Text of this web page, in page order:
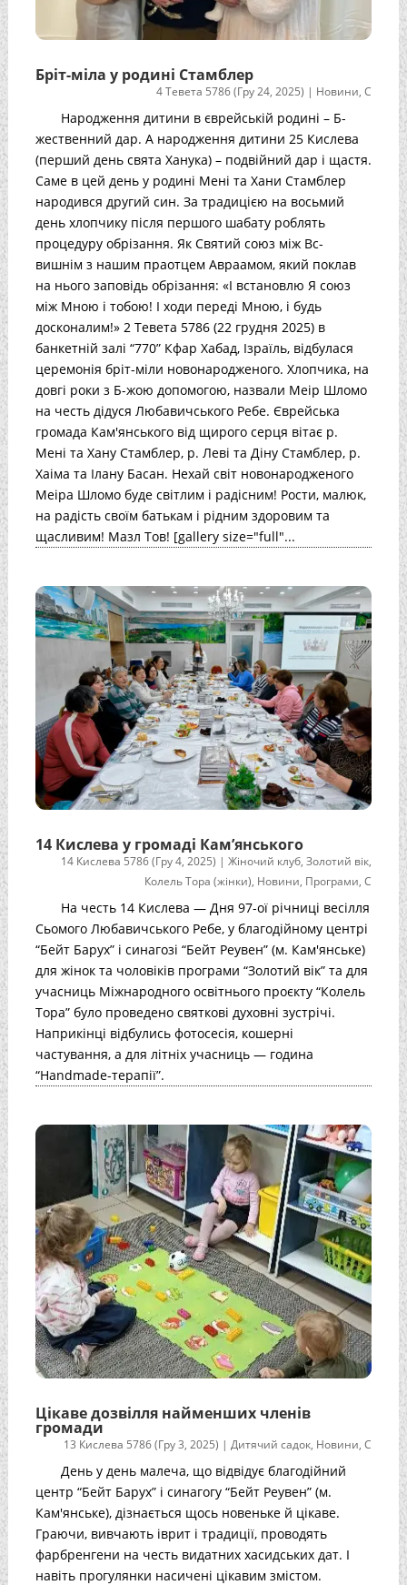
Бріт-міла у родині Стамблер
4 Тевета 5786 (Гру 24, 2025) | Новини,С
Народження дитини в єврейській родині – Б-
жественний дар. А народження дитини 25 Кислева
(перший день свята Ханука) – подвійний дар і щастя.
Саме в цей день у родині Мені та Хани Стамблер
народився другий син. За традицією на восьмий
день хлопчику після першого шабату роблять
процедуру обрізання. Як Святий союз між Вс-
вишнім з нашим праотцем Авраамом, який поклав
на нього заповідь обрізання: «І встановлю Я союз
між Мною і тобою! І ходи переді Мною, і будь
досконалим!» 2 Тевета 5786 (22 грудня 2025) в
банкетній залі “770” Кфар Хабад, Ізраїль, відбулася
церемонія бріт-міли новонародженого. Хлопчика, на
довгі роки з Б-жою допомогою, назвали Меір Шломо
на честь дідуся Любавичського Ребе. Єврейська
громада Кам'янського від щирого серця вітає р.
Мені та Хану Стамблер, р. Леві та Діну Стамблер, р.
Хаіма та Ілану Басан. Нехай світ новонародженого
Меіра Шломо буде світлим і радісним! Рости, малюк,
на радість своїм батькам і рідним здоровим та
щасливим! Мазл Тов! [gallery size="full"...
14 Кислева у громаді Кам’янського
14 Кислева 5786 (Гру 4, 2025) |Жіночий клуб,Золотий вік,
Колель Тора (жінки), Новини, Програми,С
На честь 14 Кислева — Дня 97-ої річниці весілля
Сьомого Любавичського Ребе, у благодійному центрі
“Бейт Барух” і синагозі “Бейт Реувен” (м. Кам'янське)
для жінок та чоловіків програми “Золотий вік” та для
учасниць Міжнародного освітнього проєкту “Колель
Тора” було проведено святкові духовні зустрічі.
Наприкінці відбулись фотосесія, кошерні
частування, а для літніх учасниць — година
“Handmade-терапії”.
Цікаве дозвілля найменших членів
громади
13 Кислева 5786 (Гру 3, 2025) |Дитячий садок, Новини,С
День у день малеча, що відвідує благодійний
центр “Бейт Барух” і синагогу “Бейт Реувен” (м.
Кам'янське), дізнається щось новеньке й цікаве.
Граючи, вивчають іврит і традиції, проводять
фарбренгени на честь видатних хасидських дат. І
навіть прогулянки насичені цікавим змістом.